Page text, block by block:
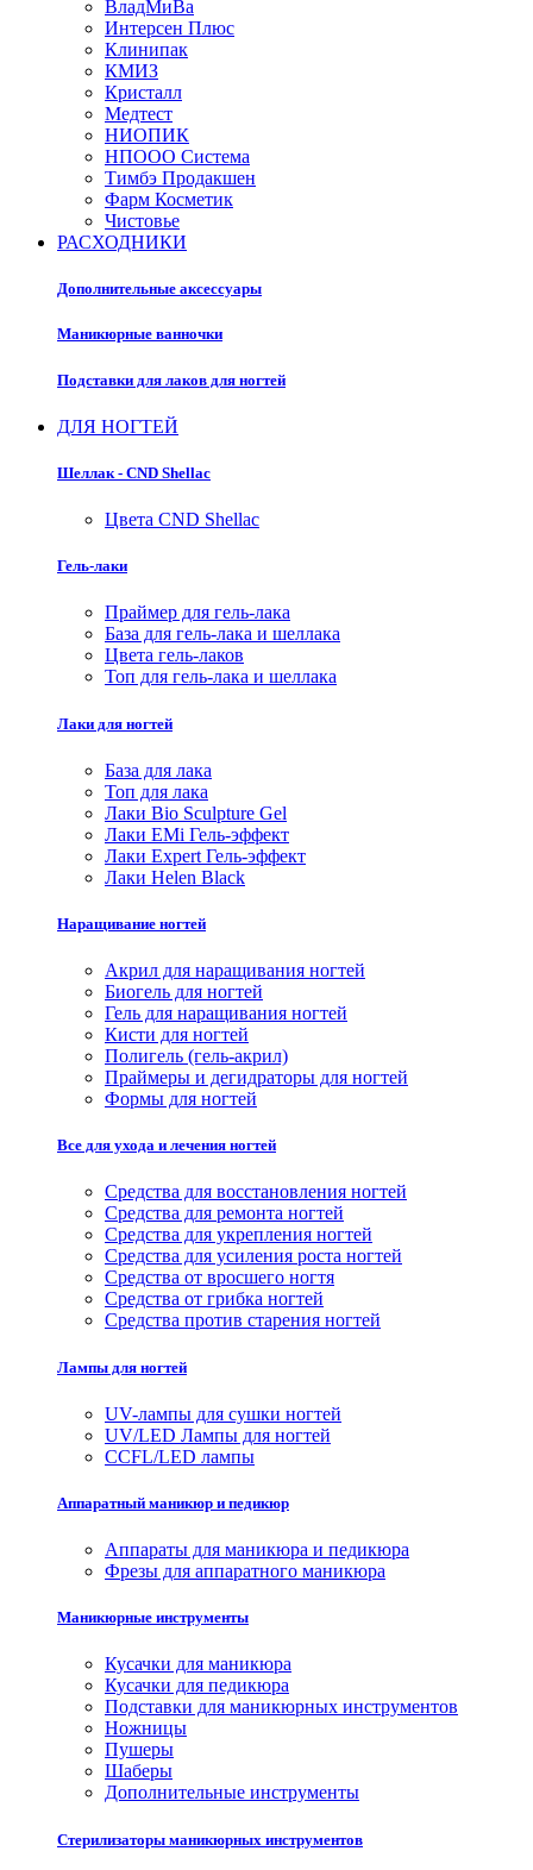
ВладМиВа
Интерсен Плюс
Клинипак
КМИЗ
Кристалл
Медтест
НИОПИК
НПООО Система
Тимбэ Продакшен
Фарм Косметик
Чистовье
РАСХОДНИКИ
Дополнительные аксессуары
Маникюрные ванночки
Подставки для лаков для ногтей
ДЛЯ НОГТЕЙ
Шеллак - CND Shellac
Цвета CND Shellac
Гель-лаки
Праймер для гель-лака
База для гель-лака и шеллака
Цвета гель-лаков
Топ для гель-лака и шеллака
Лаки для ногтей
База для лака
Топ для лака
Лаки Bio Sculpture Gel
Лаки EMi Гель-эффект
Лаки Expert Гель-эффект
Лаки Helen Black
Наращивание ногтей
Акрил для наращивания ногтей
Биогель для ногтей
Гель для наращивания ногтей
Кисти для ногтей
Полигель (гель-акрил)
Праймеры и дегидраторы для ногтей
Формы для ногтей
Все для ухода и лечения ногтей
Средства для восстановления ногтей
Средства для ремонта ногтей
Средства для укрепления ногтей
Средства для усиления роста ногтей
Средства от вросшего ногтя
Средства от грибка ногтей
Средства против старения ногтей
Лампы для ногтей
UV-лампы для сушки ногтей
UV/LED Лампы для ногтей
CCFL/LED лампы
Аппаратный маникюр и педикюр
Аппараты для маникюра и педикюра
Фрезы для аппаратного маникюра
Маникюрные инструменты
Кусачки для маникюра
Кусачки для педикюра
Подставки для маникюрных инструментов
Ножницы
Пушеры
Шаберы
Дополнительные инструменты
Стерилизаторы маникюрных инструментов